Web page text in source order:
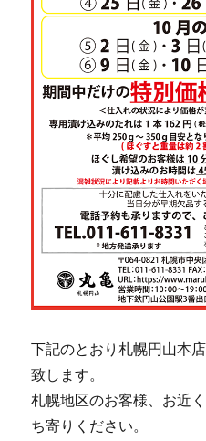
下記のとおり札幌円山本
致します。
札幌地区のお客様、お近
ち寄りください。